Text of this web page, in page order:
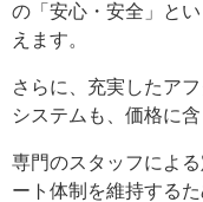
の「安心・安全」と
えます。
さらに、充実したア
システムも、価格に
専門のスタッフによ
ート体制を維持する